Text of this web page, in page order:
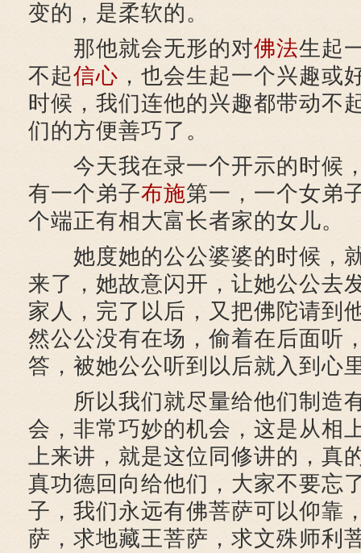
变的，是柔软的。
那他就会无形的对佛法生起
不起信心 ，也会生起一个兴趣或
时候，我们连他的兴趣都带动不
们的方便善巧了。
今天我在录一个开示的时候
有一个弟子布施第一，一个女弟
个端正有相大富长者家的女儿。
她度她的公公婆婆的时候，
来了，她故意闪开，让她公公去
家人，完了以后，又把佛陀请到
然公公没有在场，偷着在后面听
答，被她公公听到以后就入到心
所以我们就尽量给他们制造
会，非常巧妙的机会，这是从相
上来讲，就是这位同修讲的，真
真功德回向给他们，大家不要忘
子，我们永远有佛菩萨可以仰靠
萨，求地藏王菩萨，求文殊师利